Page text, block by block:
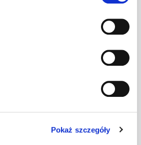
Pokaż szczegóły
Zevenbergen